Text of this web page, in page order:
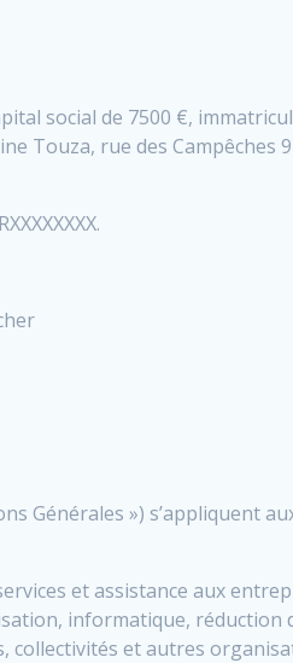
social de 7500 €,
Touza, rue des
Générales ») s’appliquent
et assistance aux
informatique, réduction
et autres